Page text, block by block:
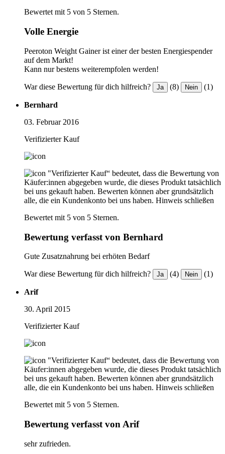
Bewertet mit 5 von 5 Sternen.
Volle Energie
Peeroton Weight Gainer ist einer der besten Energiespender
auf dem Markt!
Kann nur bestens weiterempfolen werden!
War diese Bewertung für dich hilfreich? Ja (8) Nein (1)
Bernhard
03. Februar 2016
Verifizierter Kauf
"Verifizierter Kauf“ bedeutet, dass die Bewertung von
Käufer:innen abgegeben wurde, die dieses Produkt tatsächlich
bei uns gekauft haben. Bewerten können aber grundsätzlich
alle, die ein Kundenkonto bei uns haben. Hinweis schließen
Bewertet mit 5 von 5 Sternen.
Bewertung verfasst von Bernhard
Gute Zusatznahrung bei erhöten Bedarf
War diese Bewertung für dich hilfreich? Ja (4) Nein (1)
Arif
30. April 2015
Verifizierter Kauf
"Verifizierter Kauf“ bedeutet, dass die Bewertung von
Käufer:innen abgegeben wurde, die dieses Produkt tatsächlich
bei uns gekauft haben. Bewerten können aber grundsätzlich
alle, die ein Kundenkonto bei uns haben. Hinweis schließen
Bewertet mit 5 von 5 Sternen.
Bewertung verfasst von Arif
sehr zufrieden.